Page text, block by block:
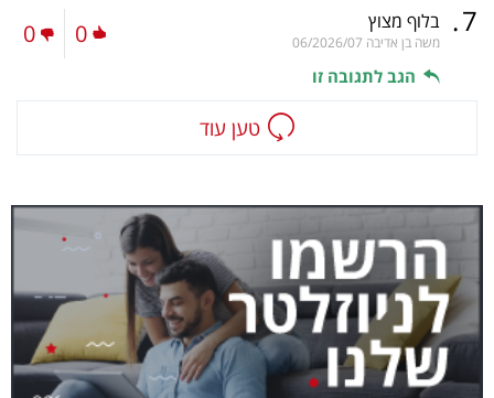
7
. בלוף מצוץ
משה בן אדיבה 06/2026/07
הגב לתגובה זו
0
0
טען עוד